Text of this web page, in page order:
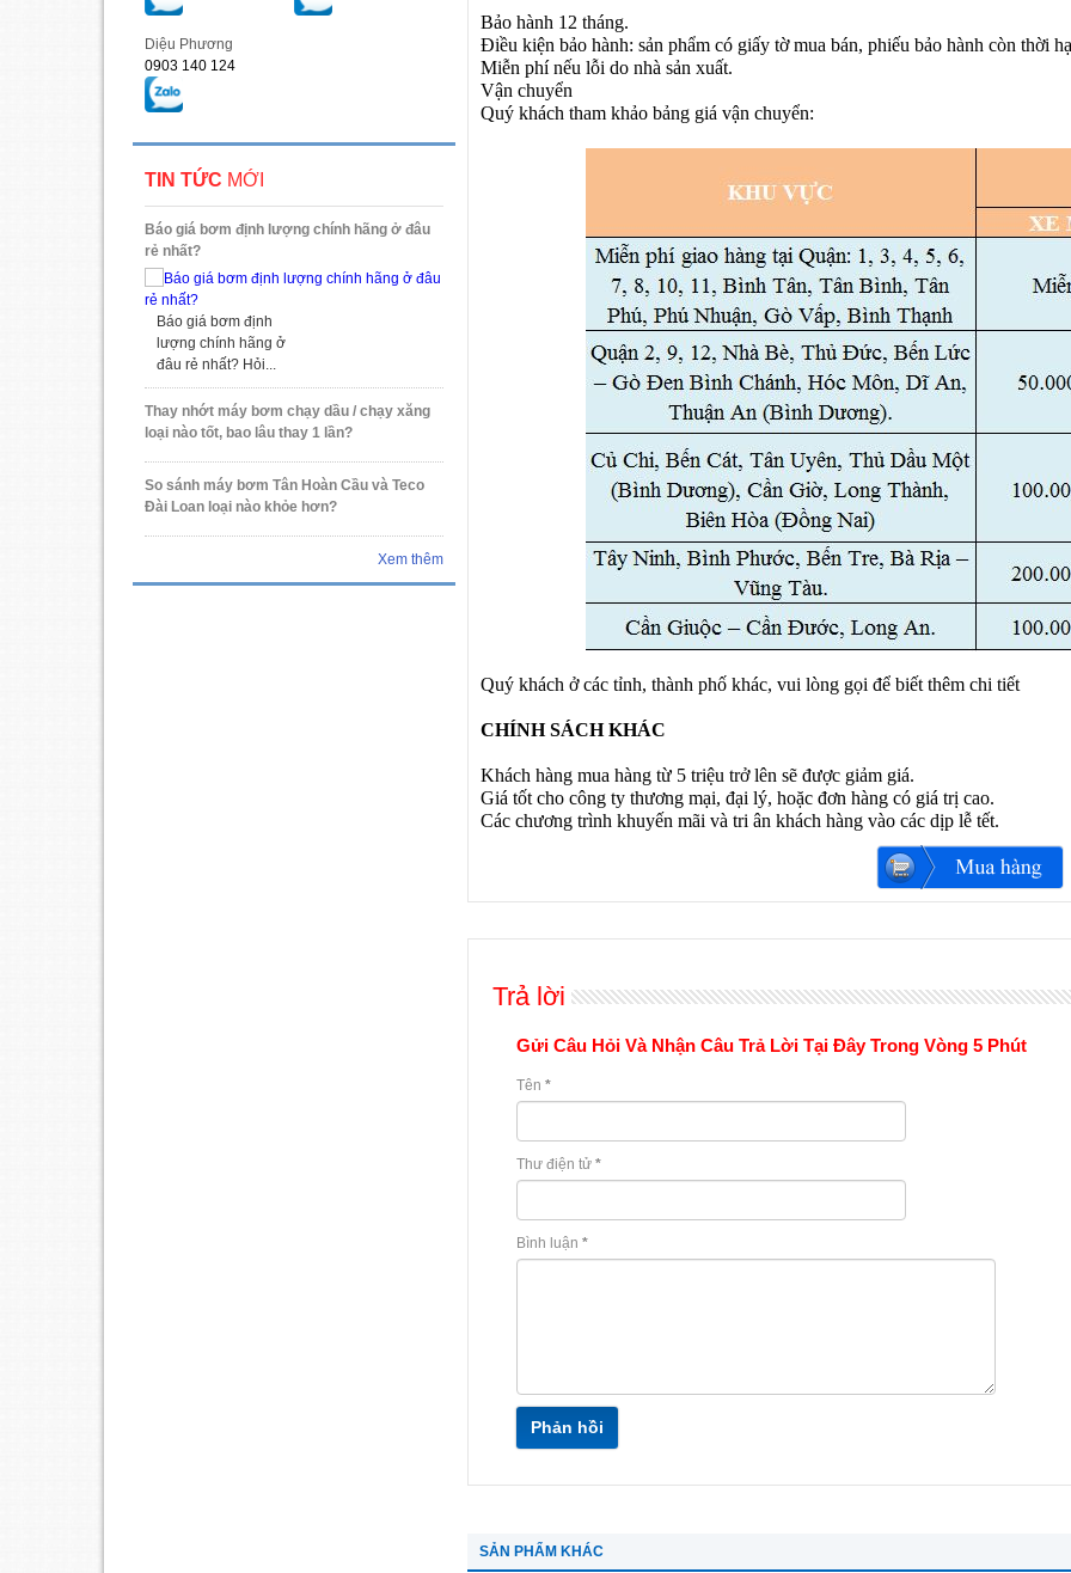
Diệu Phương
0903 140 124
TIN TỨC MỚI
Báo giá bơm định lượng chính hãng ở đâu
rẻ nhất?
Báo giá bơm định
lượng chính hãng ở
đâu rẻ nhất? Hỏi...
Thay nhớt máy bơm chạy dầu / chạy xăng
loại nào tốt, bao lâu thay 1 lần?
So sánh máy bơm Tân Hoàn Cầu và Teco
Đài Loan loại nào khỏe hơn?
Xem thêm
Bảo hành 12 tháng.
Điều kiện bảo hành: sản phẩm có giấy tờ mua bán, phiếu bảo hành còn thời
Miễn phí nếu lỗi do nhà sản xuất.
Vận chuyển
Quý khách tham khảo bảng giá vận chuyển:
Quý khách ở các tỉnh, thành phố khác, vui lòng gọi để biết thêm chi tiết
CHÍNH SÁCH KHÁC
Khách hàng mua hàng từ 5 triệu trở lên sẽ được giảm giá.
Giá tốt cho công ty thương mại, đại lý, hoặc đơn hàng có giá trị cao.
Các chương trình khuyến mãi và tri ân khách hàng vào các dịp lễ tết.
Trả lời
Gửi Câu Hỏi Và Nhận Câu Trả Lời Tại Đây Trong Vòng 5 Phút
Tên *
Thư điện tử *
Bình luận *
Phản hồi
SẢN PHẨM KHÁC